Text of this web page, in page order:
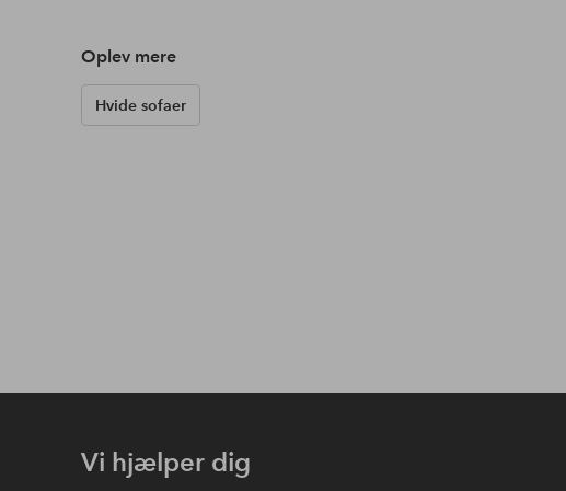
Oplev mere
Hvide sofaer
Vi hjælper dig